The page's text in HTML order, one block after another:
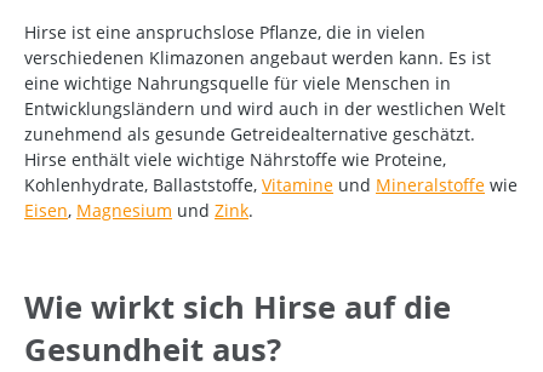
Hirse ist eine anspruchslose Pflanze, die in vielen
verschiedenen Klimazonen angebaut werden kann. Es ist
eine wichtige Nahrungsquelle für viele Menschen in
Entwicklungsländern und wird auch in der westlichen Welt
zunehmend als gesunde Getreidealternative geschätzt.
Hirse enthält viele wichtige Nährstoffe wie Proteine,
Kohlenhydrate, Ballaststoffe, Vitamine und Mineralstoffe wie
Eisen, Magnesium und Zink.
Wie wirkt sich Hirse auf die
Gesundheit aus?